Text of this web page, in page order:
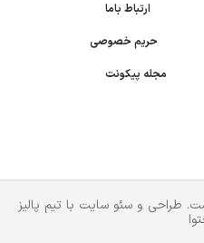
ارتباط باما
حریم خصوصی
مجله پیکونت
طراحی و سئو سایت با تیم پالیز